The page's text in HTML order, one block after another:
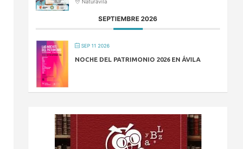
SEPTIEMBRE 2026
SEP 11 2026
NOCHE DEL PATRIMONIO 2026 EN ÁVILA